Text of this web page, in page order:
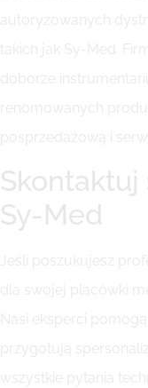
autoryzowanych
takich jak Sy-Med.
doborze
renomowanych
posprzedażową i
Skontaktuj
Sy-Med
Jeśli poszukujesz
dla swojej placówki
Nasi eksperci
przygotują
wszystkie pytania